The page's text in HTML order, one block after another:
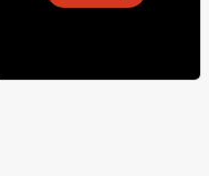
18 sie 2026